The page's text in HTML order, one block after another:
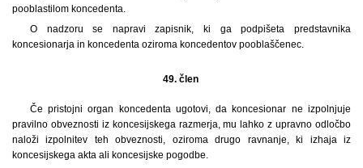
pooblastilom koncedenta.
O nadzoru se napravi zapisnik, ki ga podpišeta predstavnika
koncesionarja in koncedenta oziroma koncedentov pooblaščenec.
49. člen
Če pristojni organ koncedenta ugotovi, da koncesionar ne izpolnjuje
pravilno obveznosti iz koncesijskega razmerja, mu lahko z upravno odločbo
naloži izpolnitev teh obveznosti, oziroma drugo ravnanje, ki izhaja iz
koncesijskega akta ali koncesijske pogodbe.